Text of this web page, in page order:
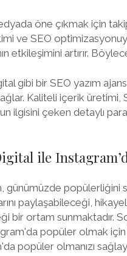
öne çıkmak için
ve SEO
etkileşimini artırır.
gibi bir SEO yazım
Kaliteli içerik üretimi,
ilgisini çeken detaylı
ile
günümüzde popülerliğini
paylaşabileceği,
bir ortam sunmaktadır.
popüler olmak
popüler olmanızı